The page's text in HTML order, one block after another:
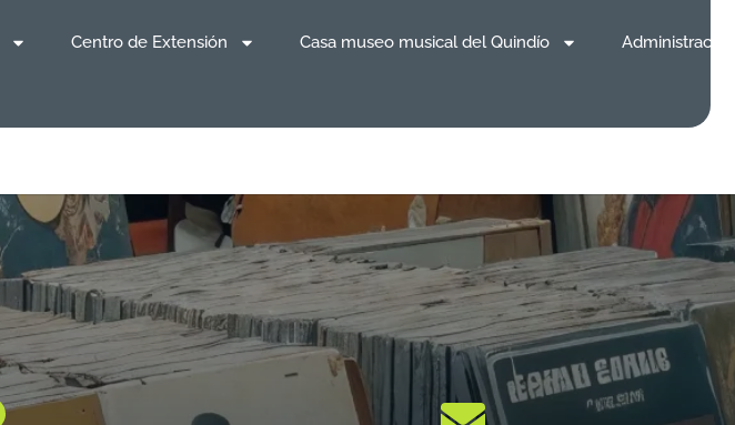
Centro de Extensión Casa museo musical del Quindío